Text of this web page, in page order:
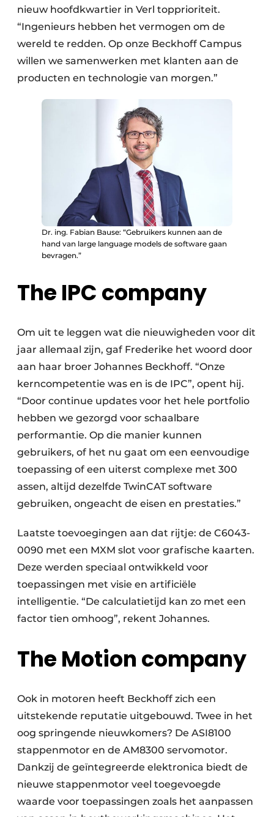
nieuw hoofdkwartier in Verl topprioriteit.
“Ingenieurs hebben het vermogen om de
wereld te redden. Op onze Beckhoff Campus
willen we samenwerken met klanten aan de
producten en technologie van morgen.”
Dr. ing. Fabian Bause: “Gebruikers kunnen aan de
hand van large language models de software gaan
bevragen.”
The IPC company
Om uit te leggen wat die nieuwigheden voor dit
jaar allemaal zijn, gaf Frederike het woord door
aan haar broer Johannes Beckhoff. “Onze
kerncompetentie was en is de IPC”, opent hij.
“Door continue updates voor het hele portfolio
hebben we gezorgd voor schaalbare
performantie. Op die manier kunnen
gebruikers, of het nu gaat om een eenvoudige
toepassing of een uiterst complexe met 300
assen, altijd dezelfde TwinCAT software
gebruiken, ongeacht de eisen en prestaties.”
Laatste toevoegingen aan dat rijtje: de C6043-
0090 met een MXM slot voor grafische kaarten.
Deze werden speciaal ontwikkeld voor
toepassingen met visie en artificiële
intelligentie. “De calculatietijd kan zo met een
factor tien omhoog”, rekent Johannes.
The Motion company
Ook in motoren heeft Beckhoff zich een
uitstekende reputatie uitgebouwd. Twee in het
oog springende nieuwkomers? De ASI8100
stappenmotor en de AM8300 servomotor.
Dankzij de geïntegreerde elektronica biedt de
nieuwe stappenmotor veel toegevoegde
waarde voor toepassingen zoals het aanpassen